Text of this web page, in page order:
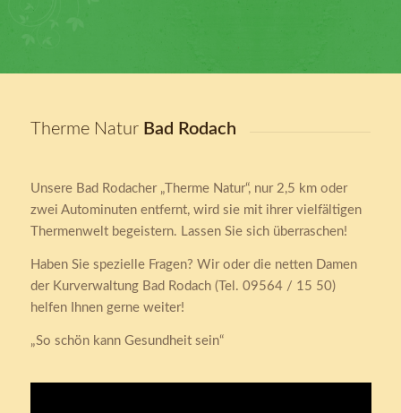
Therme Natur Bad Rodach
Unsere Bad Rodacher „Therme Natur“, nur 2,5 km oder
zwei Autominuten entfernt, wird sie mit ihrer vielfältigen
Thermenwelt begeistern. Lassen Sie sich überraschen!
Haben Sie spezielle Fragen? Wir oder die netten Damen
der Kurverwaltung Bad Rodach (Tel. 09564 / 15 50)
helfen Ihnen gerne weiter!
„So schön kann Gesundheit sein“